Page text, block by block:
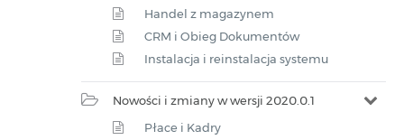
Handel z magazynem
CRM i Obieg Dokumentów
Instalacja i reinstalacja systemu
Nowości i zmiany w wersji 2020.0.1
Płace i Kadry